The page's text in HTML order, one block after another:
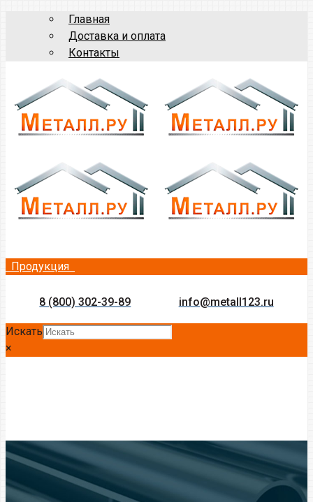
Главная
Доставка и оплата
Контакты
Продукция
8 (800) 302-39-89 info@metall123.ru
Искать
×